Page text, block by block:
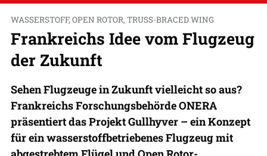
WASSERSTOFF, OPEN ROTOR, TRUSS-BRACED WING
Frankreichs Idee vom Flugzeug
der Zukunft
Sehen Flugzeuge in Zukunft vielleicht so aus?
Frankreichs Forschungsbehörde ONERA
präsentiert das Projekt Gullhyver – ein Konzept
für ein wasserstoffbetriebenes Flugzeug mit